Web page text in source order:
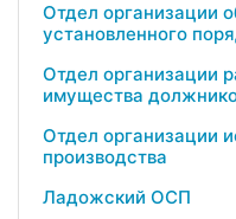
Отдел организации
установленного
Отдел организации
имущества
Отдел организации
производства
Ладожский ОСП